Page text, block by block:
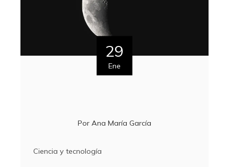
29
Ene
Por Ana María García
Ciencia y tecnología